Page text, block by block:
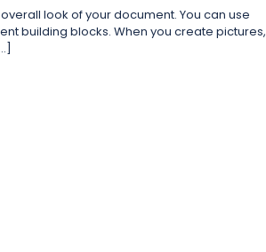
look of your document. You can use
building blocks. When you create pictures,